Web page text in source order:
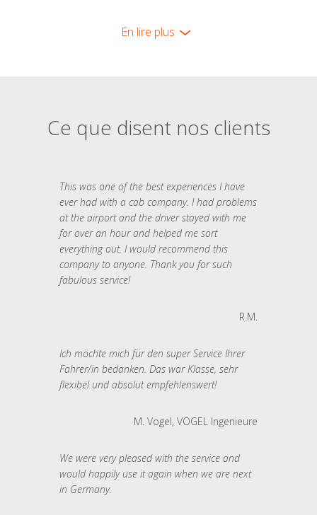
En lire plus
Ce que disent nos clients
This was one of the best experiences I have
ever had with a cab company. I had problems
at the airport and the driver stayed with me
for over an hour and helped me sort
everything out. I would recommend this
company to anyone. Thank you for such
fabulous service!
R.M.
Ich möchte mich für den super Service Ihrer
Fahrer/in bedanken. Das war Klasse, sehr
flexibel und absolut empfehlenswert!
M. Vogel, VOGEL Ingenieure
We were very pleased with the service and
would happily use it again when we are next
in Germany.